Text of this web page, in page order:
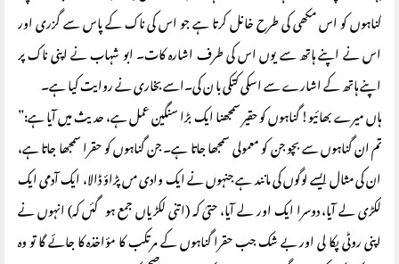
گناہوں کو اس مکھی کی طرح خانل کرتا ہے جو اس کی ناک کے پاس سے گزری اور
اس نے اپنے ہاتھ سے یوں اس کی طرف اشارہ کات۔ ابو شہاب نے اپنی ناک پر
اپنے ہاتھ کے اشارے سے اسکی کتکی با ن کی۔اسے بخاری نے روایت کیا ہے۔
ہاں میرے بھائیو! گناہوں کو حقیر سمجھنا ایک بڑا سنگین عمل ہے، حدیث میں آیا ہے:”
تم ان گناہوں سے بچو جن کو معمولی سمجھا جاتا ہے۔ جن گناہوں کو حقرا سمجھا جاتا ہے،
ان کی مثال ایسے لوگوں کی مانند ہے جنہوں نے ایک وادی مں پڑاؤ ڈالا، ایک آدمی ایک
لکڑی لے آیا، دوسرا ایک اور لے آیا، حتیٰ کہ (اتنی لکڑیاں جمع ہو گئں کہ) انہوں نے
اپنی روٹی پکا لی اور بے شک جب حقرا گناہوں کے مرتکب کا مؤاخذہ کا جائے گا تو وہ